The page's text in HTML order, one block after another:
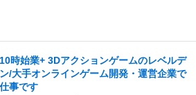
時始業+ 3Dアクションゲームのレベルデ
/大手オンラインゲーム開発・運営企業で
事です